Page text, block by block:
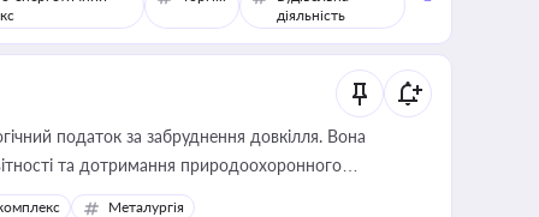
діяльність
податок за забруднення довкілля. Вона
та дотримання природоохоронного
Металургія